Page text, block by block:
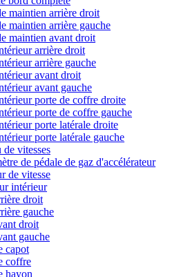
maintien arrière droit
maintien arrière gauche
maintien avant droit
arrière droit
arrière gauche
avant droit
avant gauche
porte de coffre droite
porte de coffre gauche
porte latérale droite
porte latérale gauche
de vitesses
de pédale de gaz d'accélérateur
de vitesse
intérieur
droit
gauche
droit
gauche
capot
coffre
hayon